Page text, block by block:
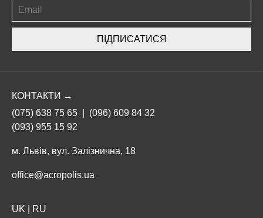
ПІДПИСАТИСЯ
КОНТАКТИ →
(075) 638 75 65
(096) 609 84 32
(093) 955 15 92
м. Львів, вул. Залізнична, 18
office@acropolis.ua
UK RU